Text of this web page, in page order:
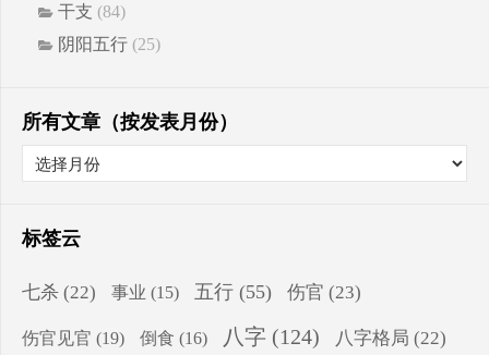
干支 (84)
阴阳五行 (25)
所有文章（按发表月份）
标签云
七杀 (22) 事业 (15) 五行 (55) 伤官 (23)
伤官见官 (19) 倒食 (16) 八字 (124) 八字格局 (22)